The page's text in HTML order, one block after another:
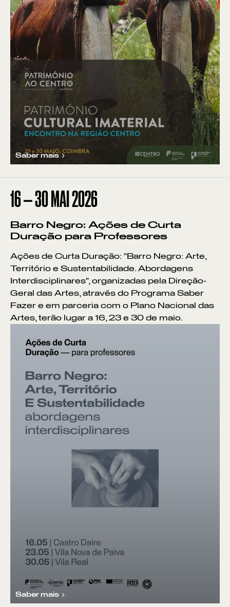
Saber mais
16—30 MAI 2026
Barro Negro: Ações de Curta
Duração para Professores
Ações de Curta Duração: "Barro Negro: Arte,
Território e Sustentabilidade. Abordagens
Interdisciplinares", organizadas pela Direção-
Geral das Artes, através do Programa Saber
Fazer e em parceria com o Plano Nacional das
Artes, terão lugar a 16, 23 e 30 de maio.
Saber mais